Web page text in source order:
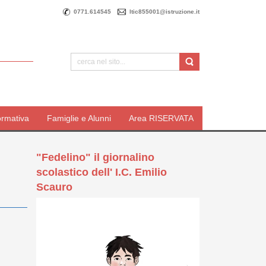
0771.614545 ltic855001@istruzione.it
Famiglie e Alunni Area RISERVATA
"Fedelino" il giornalino
scolastico dell' I.C. Emilio
Scauro